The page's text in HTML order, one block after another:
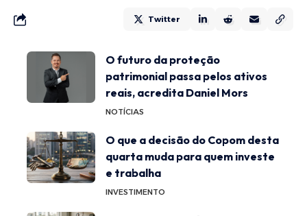
Twitter
O futuro da proteção
patrimonial passa pelos ativos
reais, acredita Daniel Mors
NOTÍCIAS
O que a decisão do Copom desta
quarta muda para quem investe
e trabalha
INVESTIMENTO